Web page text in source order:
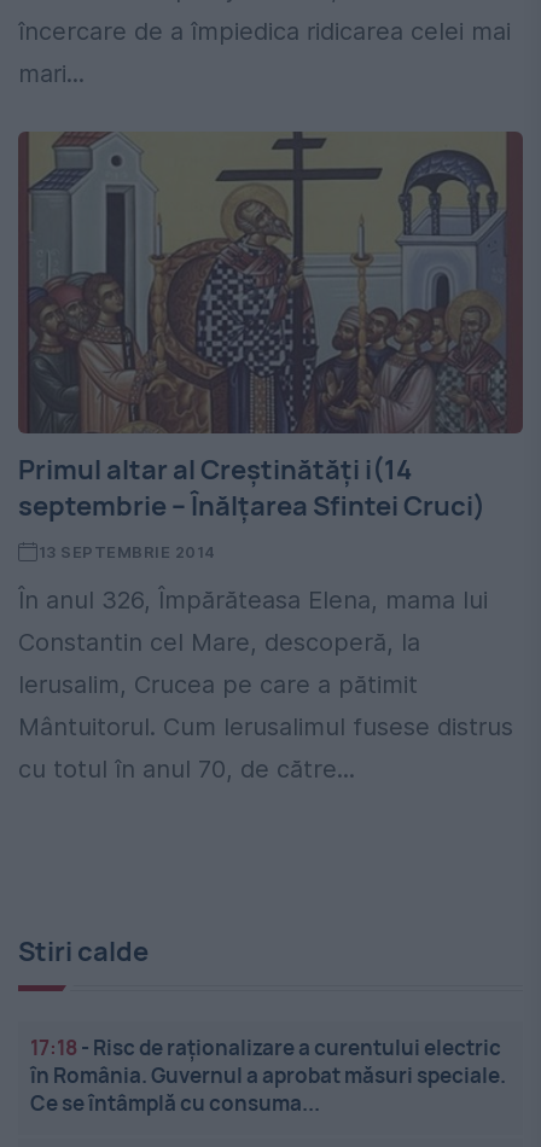
încercare de a împiedica ridicarea celei mai
mari...
Primul altar al Creștinătăți i(14
septembrie – Înălțarea Sfintei Cruci)
13 SEPTEMBRIE 2014
În anul 326, Împărăteasa Elena, mama lui
Constantin cel Mare, descoperă, la
Ierusalim, Crucea pe care a pătimit
Mântuitorul. Cum Ierusalimul fusese distrus
cu totul în anul 70, de către...
Stiri calde
17:18 - Risc de raționalizare a curentului electric
în România. Guvernul a aprobat măsuri speciale.
Ce se întâmplă cu consuma...